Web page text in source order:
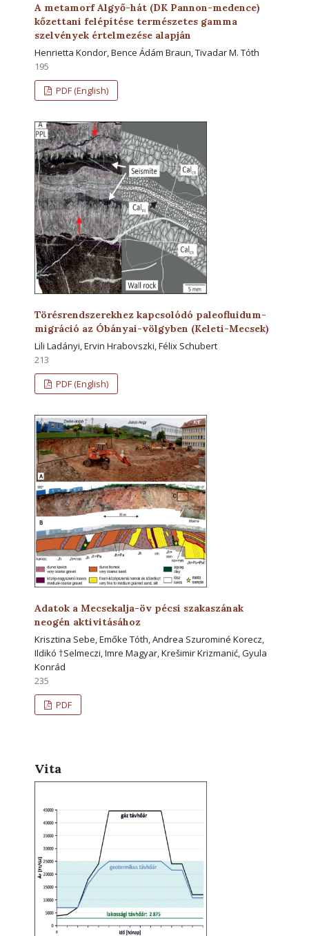
A metamorf Algyő-hát (DK Pannon-medence)
kőzettani felépítése természetes gamma
szelvények értelmezése alapján
Henrietta Kondor, Bence Ádám Braun, Tivadar M. Tóth
195
PDF (English)
Törésrendszerekhez kapcsolódó paleofluidum-
migráció az Óbányai-völgyben (Keleti-Mecsek)
Lili Ladányi, Ervin Hrabovszki, Félix Schubert
213
PDF (English)
Adatok a Mecsekalja-öv pécsi szakaszának
neogén aktivitásához
Krisztina Sebe, Emőke Tóth, Andrea Szurominé Korecz,
Ildikó †Selmeczi, Imre Magyar, Krešimir Krizmanić, Gyula
Konrád
235
PDF
Vita